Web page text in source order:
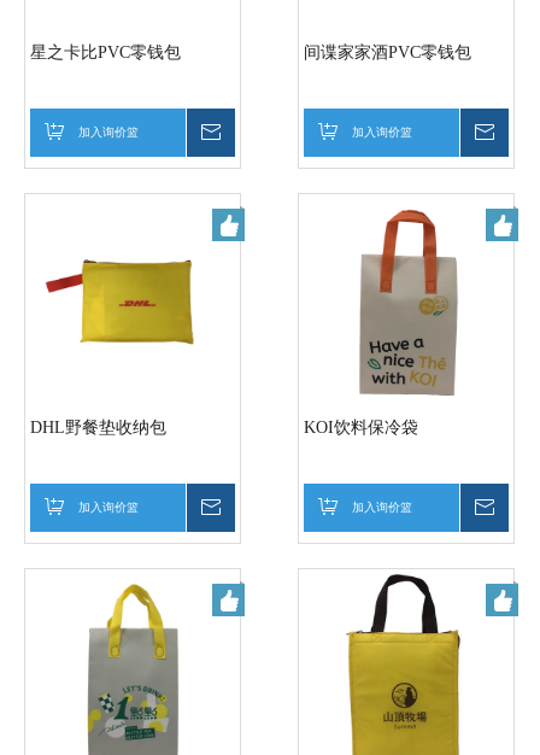
星之卡比PVC零钱包
加入询价篮
间谍家家酒PVC零钱包
加入询价篮
DHL野餐垫收纳包
加入询价篮
KOI饮料保冷袋
加入询价篮